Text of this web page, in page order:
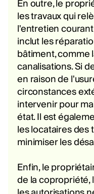
En outre, le
les travaux qui
l'entretien
inclut les
bâtiment, comme
canalisations. Si
en raison de
circonstances
intervenir pour
état. Il est
les locataires des
minimiser les
Enfin, le
de la copropriété,